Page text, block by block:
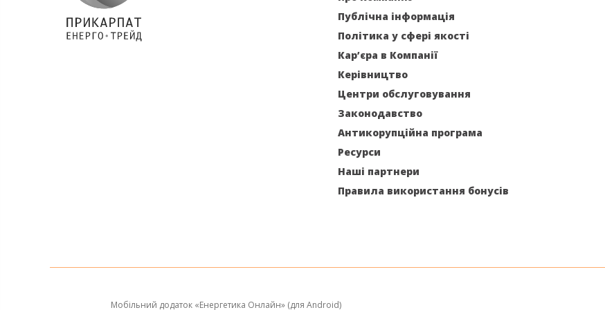
Публічна інформація
Політика у сфері якості
Кар’єра в Компанії
Керівництво
Центри обслуговування
Законодавство
Антикорупційна програма
Ресурси
Наші партнери
Правила використання бонусів
Мобільний додаток «Енергетика Онлайн» (для Android)